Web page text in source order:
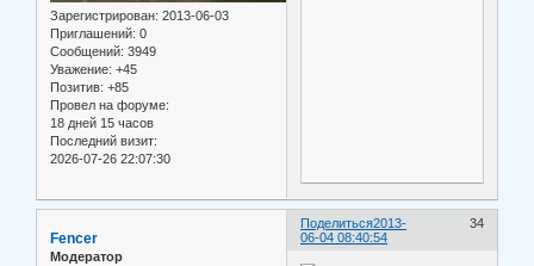
Зарегистрирован: 2013-06-03
Приглашений: 0
Сообщений: 3949
Уважение: +45
Позитив: +85
Провел на форуме:
18 дней 15 часов
Последний визит:
2026-07-26 22:07:30
Поделиться 34
2013-
06-04 08:40:54
Fencer
Модератор